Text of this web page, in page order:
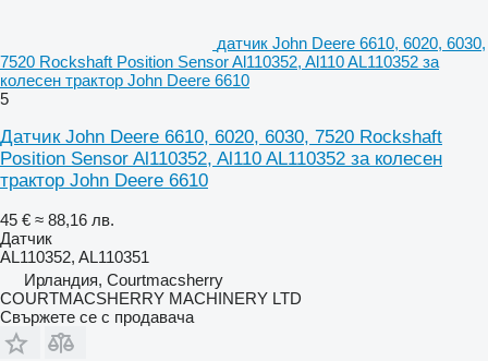
датчик John Deere 6610, 6020, 6030,
7520 Rockshaft Position Sensor Al110352, Al110 AL110352 за
колесен трактор John Deere 6610
5
Датчик John Deere 6610, 6020, 6030, 7520 Rockshaft
Position Sensor Al110352, Al110 AL110352 за колесен
трактор John Deere 6610
45 € ≈ 88,16 лв.
Датчик
AL110352, AL110351
Ирландия, Courtmacsherry
COURTMACSHERRY MACHINERY LTD
Свържете се с продавача